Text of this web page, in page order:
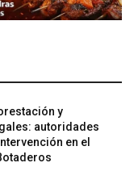
y
autoridades
en el